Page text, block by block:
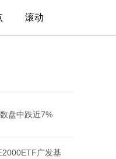
滚动
盘中跌近7%
广发基